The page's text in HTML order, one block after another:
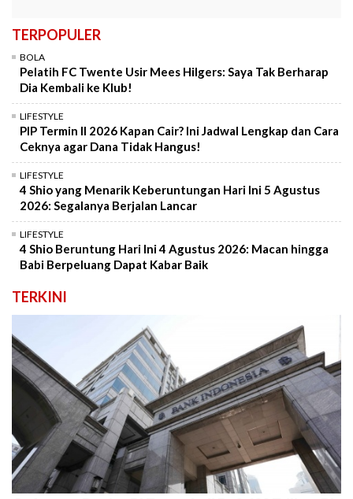
TERPOPULER
BOLA
Pelatih FC Twente Usir Mees Hilgers: Saya Tak Berharap
Dia Kembali ke Klub!
LIFESTYLE
PIP Termin II 2026 Kapan Cair? Ini Jadwal Lengkap dan Cara
Ceknya agar Dana Tidak Hangus!
LIFESTYLE
4 Shio yang Menarik Keberuntungan Hari Ini 5 Agustus
2026: Segalanya Berjalan Lancar
LIFESTYLE
4 Shio Beruntung Hari Ini 4 Agustus 2026: Macan hingga
Babi Berpeluang Dapat Kabar Baik
TERKINI